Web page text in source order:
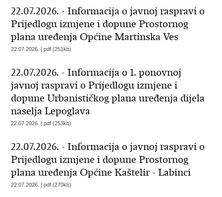
22.07.2026. - Informacija o javnoj raspravi o
Prijedlogu izmjene i dopune Prostornog
plana uređenja Općine Martinska Ves
22.07.2026. | pdf (251kb)
22.07.2026. - Informacija o 1. ponovnoj
javnoj raspravi o Prijedlogu izmjene i
dopune Urbanističkog plana uređenja dijela
naselja Lepoglava
22.07.2026. | pdf (253kb)
22.07.2026. - Informacija o javnoj raspravi o
Prijedlogu izmjene i dopune Prostornog
plana uređenja Općine Kaštelir - Labinci
22.07.2026. | pdf (270kb)